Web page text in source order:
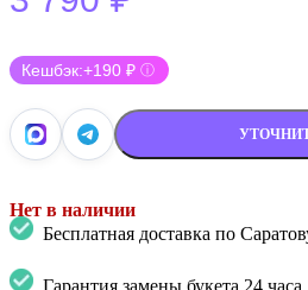
Кешбэк:+190 ₽ ⓘ
Нет в наличии
Бесплатная доставка по
Гарантия замены букета 24 часа